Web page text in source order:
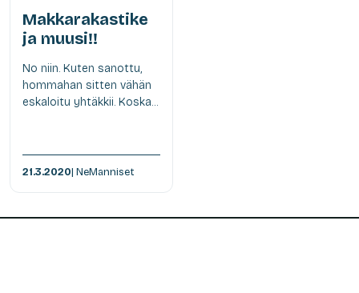
Makkarakastike
ja muusi!!
No niin. Kuten sanottu,
hommahan sitten vähän
eskaloitu yhtäkkii. Koska...
21.3.2020| NeManniset